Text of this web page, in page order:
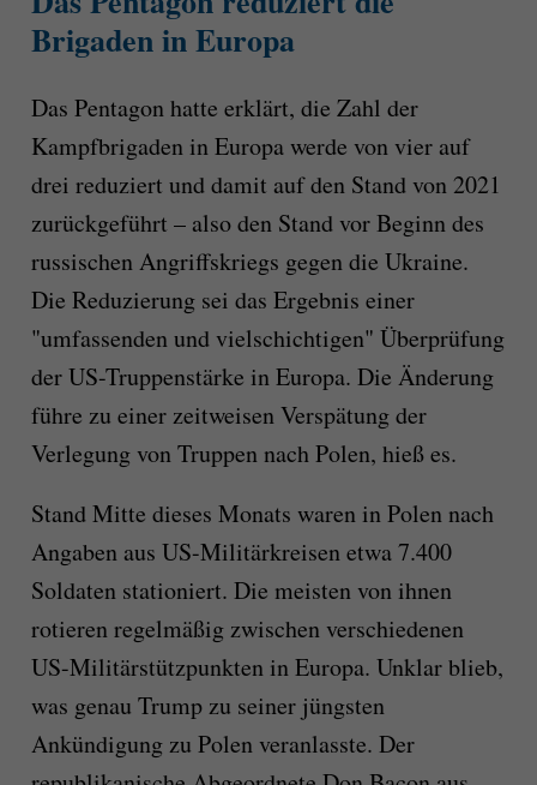
Brigaden in Europa
Das Pentagon hatte erklärt, die Zahl der
Kampfbrigaden in Europa werde von vier auf
drei reduziert und damit auf den Stand von 2021
zurückgeführt – also den Stand vor Beginn des
russischen Angriffskriegs gegen die Ukraine.
Die Reduzierung sei das Ergebnis einer
"umfassenden und vielschichtigen" Überprüfung
der US-Truppenstärke in Europa. Die Änderung
führe zu einer zeitweisen Verspätung der
Verlegung von Truppen nach Polen, hieß es.
Stand Mitte dieses Monats waren in Polen nach
Angaben aus US-Militärkreisen etwa 7.400
Soldaten stationiert. Die meisten von ihnen
rotieren regelmäßig zwischen verschiedenen
US-Militärstützpunkten in Europa. Unklar blieb,
was genau Trump zu seiner jüngsten
Ankündigung zu Polen veranlasste. Der